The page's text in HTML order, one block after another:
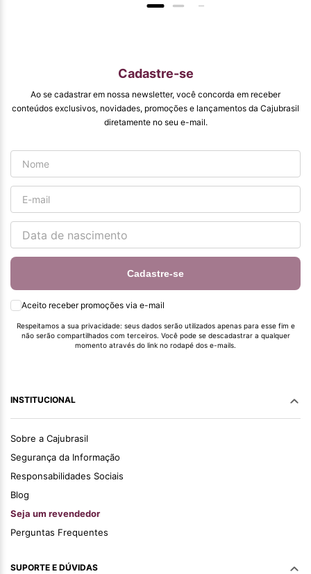
qualidade que vcs
entregam. Parabéns
#
pormaiscampanhaspromorcionais.
Cadastre-se
Ao se cadastrar em nossa newsletter, você concorda em receber
conteúdos exclusivos, novidades, promoções e lançamentos da Cajubrasil
diretamente no seu e-mail.
Cadastre-se
Aceito receber promoções via e-mail
Respeitamos a sua privacidade: seus dados serão utilizados apenas para esse fim e
não serão compartilhados com terceiros. Você pode se descadastrar a qualquer
momento através do link no rodapé dos e-mails.
INSTITUCIONAL
Sobre a Cajubrasil
Segurança da Informação
Responsabilidades Sociais
Blog
Seja um revendedor
Perguntas Frequentes
SUPORTE E DÚVIDAS